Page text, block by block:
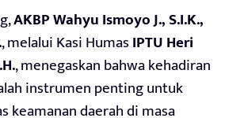
AKBP Wahyu Ismoyo J., S.I.K.,
, melalui Kasi HumasIPTU Heri
, menegaskan bahwa kehadiran
instrumen penting untuk
keamanan daerah di masa